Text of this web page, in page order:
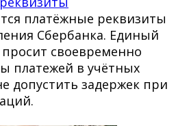
платёжные реквизиты
Сбербанка. Единый
своевременно
платежей в учётных
допустить задержек при